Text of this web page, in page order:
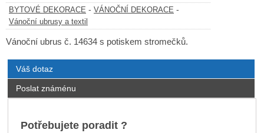
BYTOVÉ DEKORACE - VÁNOČNÍ DEKORACE -
Vánoční ubrusy a textil
Vánoční ubrus č. 14634 s potiskem stromečků.
Váš dotaz
Poslat známénu
Potřebujete poradit ?